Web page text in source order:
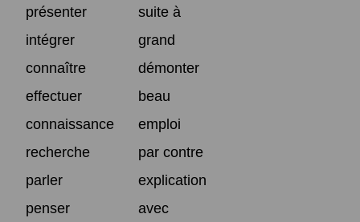
présenter
suite à
intégrer
grand
connaître
démonter
effectuer
beau
connaissance
emploi
recherche
par contre
parler
explication
penser
avec